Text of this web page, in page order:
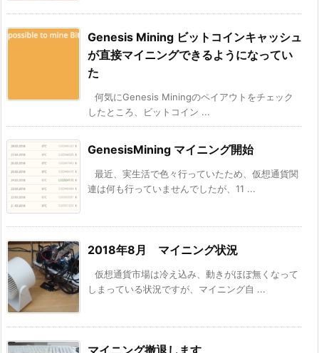
Genesis Mining ビットコインキャッシュ
が直接マイニングできるようになってい
た
何気にGenesis Miningのペイアウトをチェック
したところ、ビットコイン ...
GenesisMining マイニング開始
最近、実生活で色々行っていたため、仮想通貨関
連は何も行っていませんでしたが、11 ...
2018年8月 マイニング状況
仮想通貨市場は冷え込み、動きがほぼ無くなって
しまっている状況ですが、マイニング自 ...
マイニング撤退します